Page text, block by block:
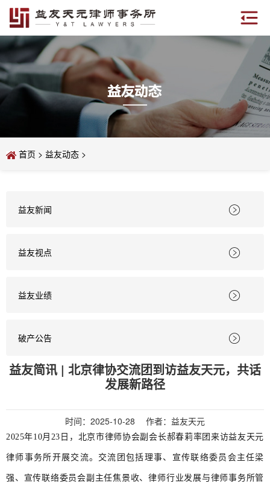
首页 > 益友动态 >
益友新闻 
益友视点 
益友业绩 
破产公告 
益友简讯 | 北京律协交流团到访益友天元，共话
发展新路径
时间： 2025-10-28 作者：益友天元
2025年10月23日，北京市律师协会副会长郝春莉率团来访益友天元
律师事务所开展交流。交流团包括理事、宣传联络委员会主任梁
强、宣传联络委员会副主任焦景收、律师行业发展与律师事务所管